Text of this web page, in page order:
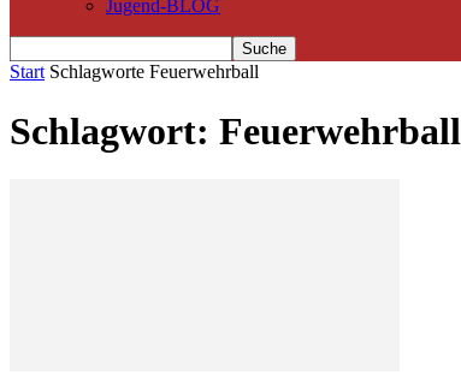
Jugend-BLOG
Start Schlagworte Feuerwehrball
Schlagwort: Feuerwehrball